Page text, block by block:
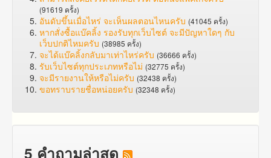
(91619 ครั้ง)
อันดับขึ้นเมื่อไหร่ จะเห็นผลตอนไหนครับ (41045 ครั้ง)
หากสั่งซื้อแบ๊คลิ้ง รองรับทุกเว็บไซต์ จะมีปัญหาใดๆ กับ
เว็บปกติไหมครับ (38985 ครั้ง)
จะได้แบ๊คลิ้งกลับมาเท่าไหร่ครับ (36666 ครั้ง)
รับเว็บไซต์ทุกประเภทหรือไม่ (32775 ครั้ง)
จะมีรายงานให้หรือไม่ครับ (32438 ครั้ง)
ขอทราบรายชื่อหน่อยครับ (32348 ครั้ง)
5 คำถามล่าสุด